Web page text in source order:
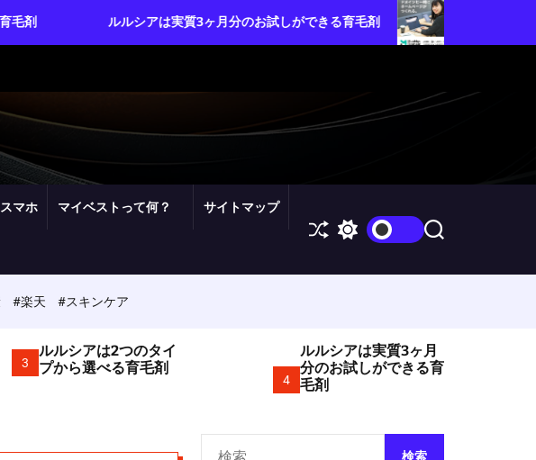
ルルシアは実質3ヶ月分のお試しができる育毛剤
ムームードメイン・カスタム設
を自由自在にコントロールしよ
マホ マイベストって何？ サイトマップ
S
S
o
l
o
r
d
S
#楽天 #スキンケア
3
ルルシアは2つのタイ
プから選べる育毛剤
4
ルルシアは実質3ヶ月
分のお試しができる育
毛剤